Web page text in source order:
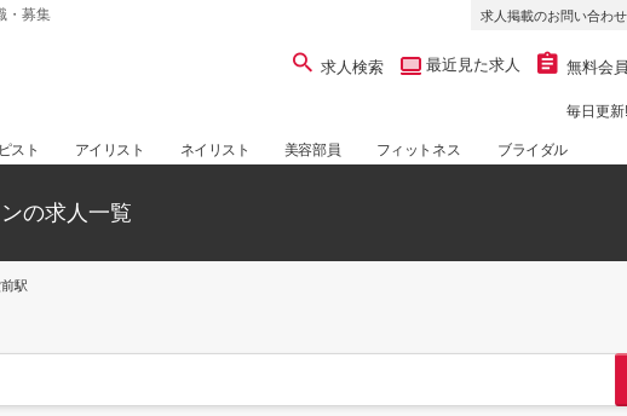
・募集 求人掲載のお問い合わせ
求人検索 最近見た求人 無料会
毎日更
スト アイリスト ネイリスト 美容部員 フィットネス ブライダル
の求人一覧
駅